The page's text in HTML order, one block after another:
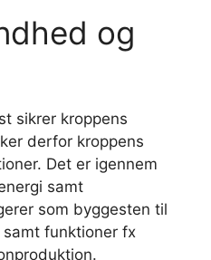
og
sikrer kroppens
derfor kroppens
Det er igennem
samt
som byggesten til
funktioner fx